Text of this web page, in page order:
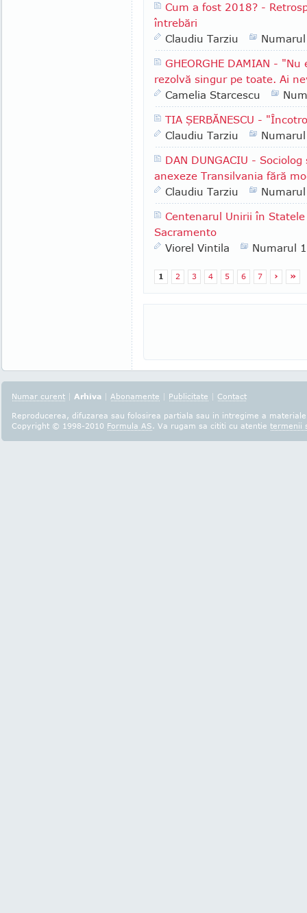
Cum a fost 2018? -
întrebări
Claudiu Tarziu
GHEORGHE DAMIAN -
rezolvă singur pe toate. Ai
Camelia Starcescu
TIA ŞERBĂNESCU -
Claudiu Tarziu
DAN DUNGACIU -
anexeze Transilvania fără
Claudiu Tarziu
Centenarul Unirii în
Sacramento
Viorel Vintila
Numarul
1 2 3 4 5 6 7 › »
Numar curent | Arhiva | Abonamente | Publicitate | Contact
Reproducerea, difuzarea sau folosirea partiala sau in intregime a
Copyright © 1998-2010 Formula AS. Va rugam sa cititi cu atentie termenii